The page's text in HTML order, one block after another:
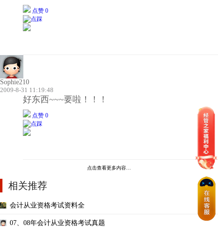
点赞 0
Sophie210
2009-8-31 11:19:48
好东西~~~要啦！！！
点赞 0
点击查看更多内容…
相关推荐
会计从业资格考试资料全
07、08年会计从业资格考试真题